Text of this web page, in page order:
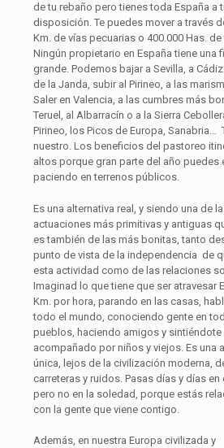
de tu rebaño pero tienes toda España a
disposición. Te puedes mover a través
Km. de vías pecuarias o 400.000 Has.
Ningún propietario en España tiene una
grande. Podemos bajar a Sevilla, a
de la Janda, subir al Pirineo, a las
Saler en Valencia, a las cumbres más
Teruel, al Albarracín o a la Sierra
Pirineo, los Picos de Europa, Sanabria…
nuestro. Los beneficios del pastoreo
altos porque gran parte del año puedes
paciendo en terrenos públicos.
Es una alternativa real, y siendo una de
actuaciones más primitivas y antiguas
es también de las más bonitas, tanto
punto de vista de la independencia de
esta actividad como de las relaciones
Imaginad lo que tiene que ser atravesar
Km. por hora, parando en las casas,
todo el mundo, conociendo gente en
pueblos, haciendo amigos y sintiéndote
acompañado por niños y viejos. Es una
única, lejos de la civilización moderna,
carreteras y ruidos. Pasas días y días en
pero no en la soledad, porque estás
con la gente que viene contigo.
Además, en nuestra Europa civilizada y